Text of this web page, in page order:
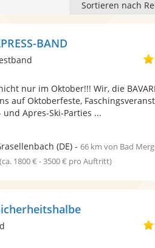
BAND
nur im Oktober!!! Wir, die
auf Oktoberfeste,
Apres-Ski-Parties ...
(DE)- 66 km von Bad
(ca. 1800 € - 3500 € pro Auftritt)